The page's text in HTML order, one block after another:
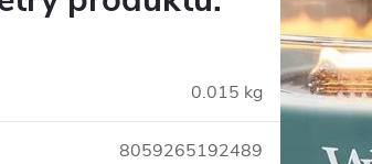
0.015 kg
8059265192489